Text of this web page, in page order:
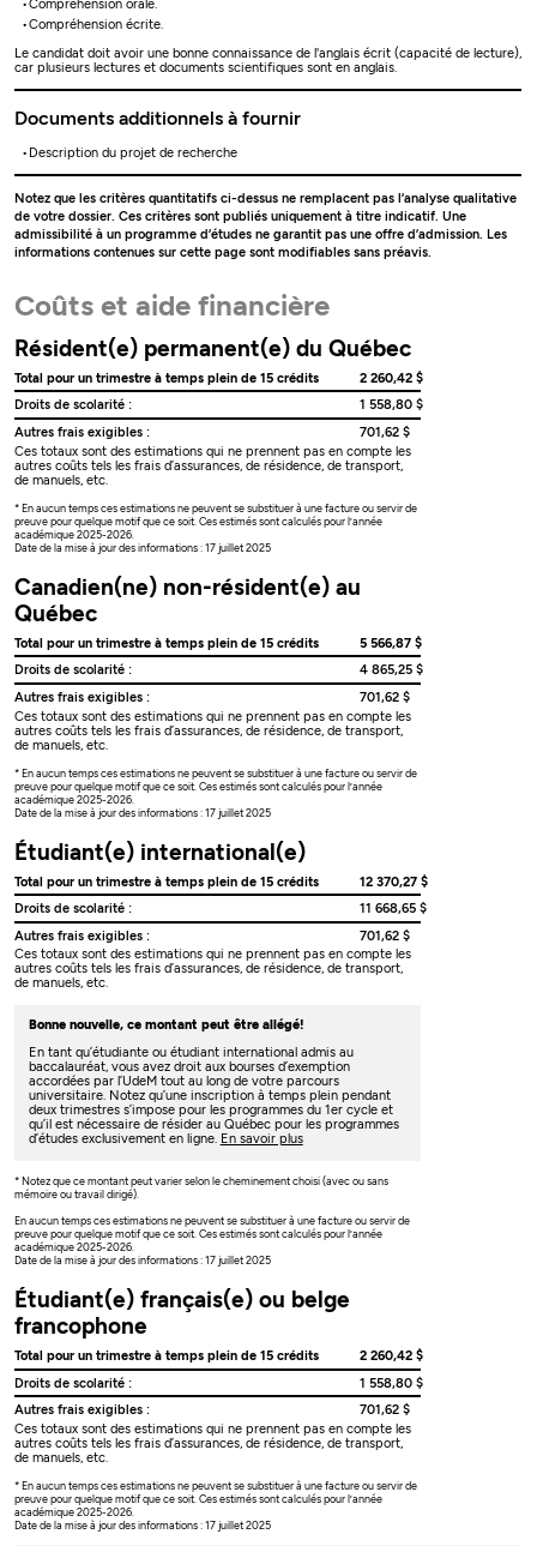
Compréhension orale.
Compréhension écrite.
Le candidat doit avoir une bonne connaissance de l'anglais écrit (capacité de lecture),
car plusieurs lectures et documents scientifiques sont en anglais.
Documents additionnels à fournir
Description du projet de recherche
Notez que les critères quantitatifs ci-dessus ne remplacent pas l’analyse qualitative
de votre dossier. Ces critères sont publiés uniquement à titre indicatif. Une
admissibilité à un programme d’études ne garantit pas une offre d’admission. Les
informations contenues sur cette page sont modifiables sans préavis.
Coûts et aide financière
Résident(e) permanent(e) du Québec
Total pour un trimestre à temps plein de 15 crédits
2 260,42 $
Droits de scolarité :
1 558,80 $
Autres frais exigibles :
701,62 $
Ces totaux sont des estimations qui ne prennent pas en compte les
autres coûts tels les frais d’assurances, de résidence, de transport,
de manuels, etc.
* En aucun temps ces estimations ne peuvent se substituer à une facture ou servir de
preuve pour quelque motif que ce soit. Ces estimés sont calculés pour l’année
académique 2025-2026.
Date de la mise à jour des informations : 17 juillet 2025
Canadien(ne) non-résident(e) au
Québec
Total pour un trimestre à temps plein de 15 crédits
5 566,87 $
Droits de scolarité :
4 865,25 $
Autres frais exigibles :
701,62 $
Ces totaux sont des estimations qui ne prennent pas en compte les
autres coûts tels les frais d’assurances, de résidence, de transport,
de manuels, etc.
* En aucun temps ces estimations ne peuvent se substituer à une facture ou servir de
preuve pour quelque motif que ce soit. Ces estimés sont calculés pour l’année
académique 2025-2026.
Date de la mise à jour des informations : 17 juillet 2025
Étudiant(e) international(e)
Total pour un trimestre à temps plein de 15 crédits
12 370,27 $
Droits de scolarité :
11 668,65 $
Autres frais exigibles :
701,62 $
Ces totaux sont des estimations qui ne prennent pas en compte les
autres coûts tels les frais d’assurances, de résidence, de transport,
de manuels, etc.
Bonne nouvelle, ce montant peut être allégé!
En tant qu’étudiante ou étudiant international admis au
baccalauréat, vous avez droit aux bourses d’exemption
accordées par l’UdeM tout au long de votre parcours
universitaire. Notez qu’une inscription à temps plein pendant
deux trimestres s’impose pour les programmes du 1er cycle et
qu’il est nécessaire de résider au Québec pour les programmes
d’études exclusivement en ligne. En savoir plus
* Notez que ce montant peut varier selon le cheminement choisi (avec ou sans
mémoire ou travail dirigé).
En aucun temps ces estimations ne peuvent se substituer à une facture ou servir de
preuve pour quelque motif que ce soit. Ces estimés sont calculés pour l’année
académique 2025-2026.
Date de la mise à jour des informations : 17 juillet 2025
Étudiant(e) français(e) ou belge
francophone
Total pour un trimestre à temps plein de 15 crédits
2 260,42 $
Droits de scolarité :
1 558,80 $
Autres frais exigibles :
701,62 $
Ces totaux sont des estimations qui ne prennent pas en compte les
autres coûts tels les frais d’assurances, de résidence, de transport,
de manuels, etc.
* En aucun temps ces estimations ne peuvent se substituer à une facture ou servir de
preuve pour quelque motif que ce soit. Ces estimés sont calculés pour l’année
académique 2025-2026.
Date de la mise à jour des informations : 17 juillet 2025